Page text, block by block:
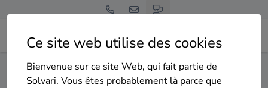
Ce site web utilise des cookies
Bienvenue sur ce site Web, qui fait partie de
Solvari. Vous êtes probablement là parce que
Home Pompe à chaleur Liège Fléron